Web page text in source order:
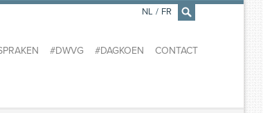
×
#DWVG #DAGKOEN CONTACT
NL / FR